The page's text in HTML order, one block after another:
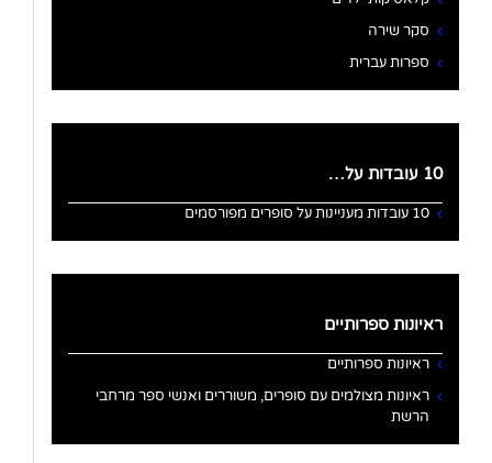
סקר שירה
ספרות עברית
10 עובדות על…
10 עובדות מעניינות על סופרים מפורסמים
ראיונות ספרותיים
ראיונות ספרותיים
ראיונות מצולמים עם סופרים, משוררים ואנשי ספר מרחבי
הרשת